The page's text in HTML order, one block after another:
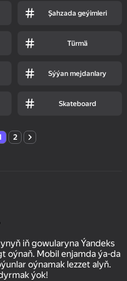
Şahzada geýimleri
Türmä
Sýýan mejdanlary
Skateboard
2
iň gowularyna Ýandeks
oýnaň. Mobil enjamda ýa-da
oýnamak lezzet alyň.
ýok!